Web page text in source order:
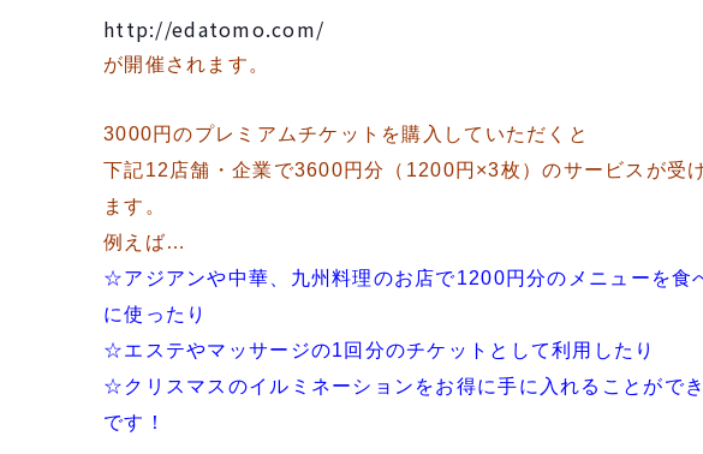
http://edatomo.com/
が開催されます。
3000円のプレミアムチケットを購入していただくと
下記12店舗・企業で3600円分（1200円×3枚）のサービスが受
ます。
例えば…
☆アジアンや中華、九州料理のお店で1200円分のメニューを食
に使ったり
☆エステやマッサージの1回分のチケットとして利用したり
☆クリスマスのイルミネーションをお得に手に入れることがで
です！